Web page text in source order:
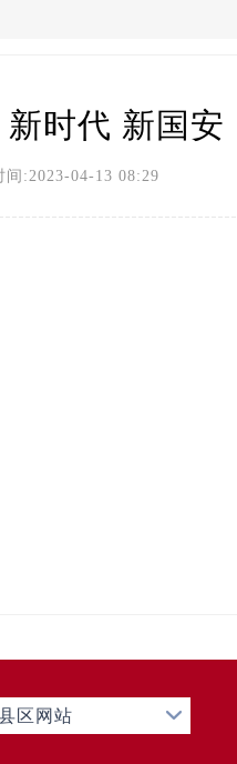
新时代 新国安
04-13 08:29 来源:
区网站